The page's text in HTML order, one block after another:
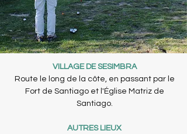
VILLAGE DE SESIMBRA
Route le long de la côte, en passant par le
Fort de Santiago et l'Église Matriz de
Santiago.
AUTRES LIEUX